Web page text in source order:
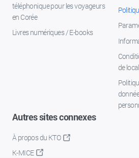
téléphonique pour les voyageurs
en Corée
Livres numériques / E-books
de
Autres sites connexes
À propos du KTO
K-MICE